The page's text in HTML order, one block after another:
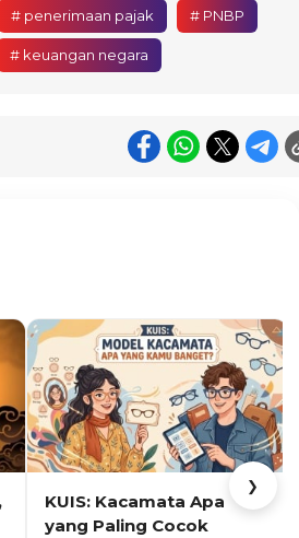
# penerimaan pajak # PNBP
# keuangan negara
KUIS: Kacamata Apa
yang Paling Cocok
❯